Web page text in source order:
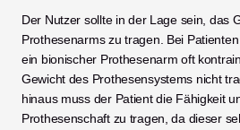
Der Nutzer sollte in der Lage sein, das
Prothesenarms zu tragen. Bei
ein bionischer Prothesenarm oft
Gewicht des Prothesensystems nicht
hinaus muss der Patient die Fähigkeit
Prothesenschaft zu tragen, da dieser